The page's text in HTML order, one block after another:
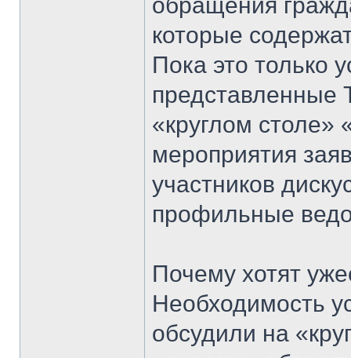
которые
Пока это только
«круглом
мероприятия
участников
профильные
Почему хотят
Необходимость
обсудили на